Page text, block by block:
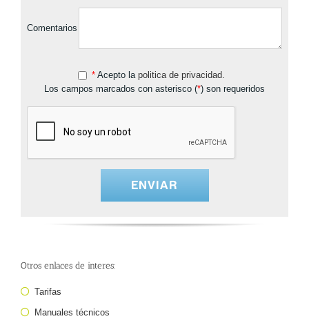
Comentarios
* Acepto la politica de privacidad.
Los campos marcados con asterisco (*) son requeridos
Otros enlaces de interes:
Tarifas
Manuales técnicos